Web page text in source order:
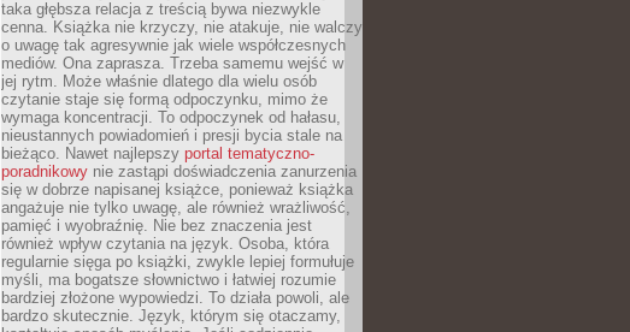
taka głębsza relacja z treścią bywa niezwykle
cenna. Książka nie krzyczy, nie atakuje, nie walczy
o uwagę tak agresywnie jak wiele współczesnych
mediów. Ona zaprasza. Trzeba samemu wejść w
jej rytm. Może właśnie dlatego dla wielu osób
czytanie staje się formą odpoczynku, mimo że
wymaga koncentracji. To odpoczynek od hałasu,
nieustannych powiadomień i presji bycia stale na
bieżąco. Nawet najlepszy portal tematyczno-
poradnikowy nie zastąpi doświadczenia zanurzenia
się w dobrze napisanej książce, ponieważ książka
angażuje nie tylko uwagę, ale również wrażliwość,
pamięć i wyobraźnię. Nie bez znaczenia jest
również wpływ czytania na język. Osoba, która
regularnie sięga po książki, zwykle lepiej formułuje
myśli, ma bogatsze słownictwo i łatwiej rozumie
bardziej złożone wypowiedzi. To działa powoli, ale
bardzo skutecznie. Język, którym się otaczamy,